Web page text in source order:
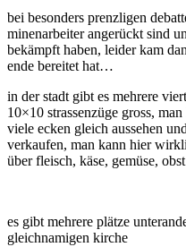
bei besonders prenzligen
minenarbeiter angerückt sind
bekämpft haben, leider kam
ende bereitet hat…
in der stadt gibt es mehrere
10×10 strassenzüge gross,
viele ecken gleich aussehen
verkaufen, man kann hier
über fleisch, käse, gemüse,
es gibt mehrere plätze
gleichnamigen kirche